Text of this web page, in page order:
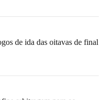
de ida das oitavas de final